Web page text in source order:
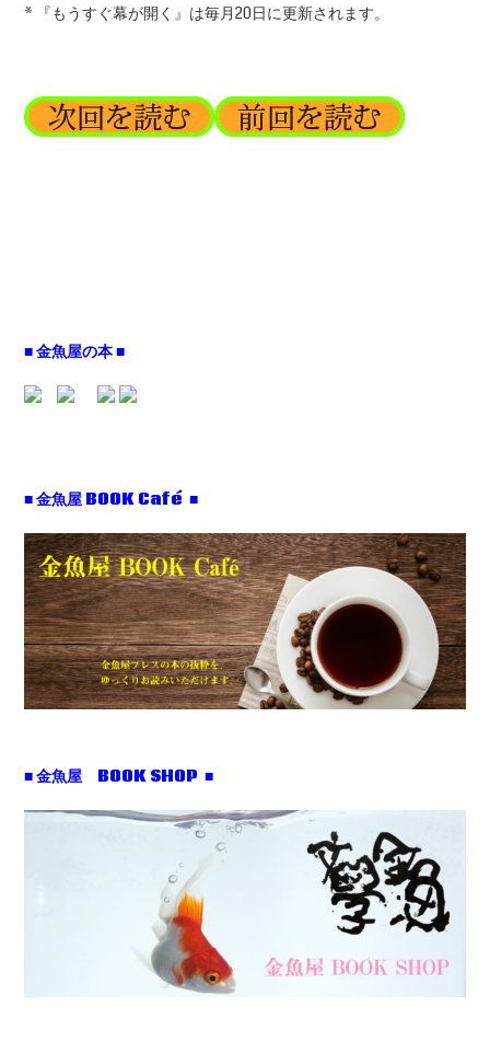
* 『もうすぐ幕が開く』は毎月20日に更新されます。
■ 金魚屋の本 ■
■ 金魚屋 BOOK Café ■
■ 金魚屋 BOOK SHOP ■